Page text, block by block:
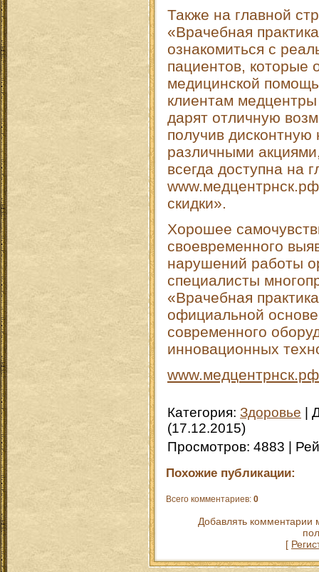
Также на главной
«Врачебная
ознакомиться с
пациентов, которые
медицинской
клиентам
дарят отличную
получив дисконтную
различными
всегда доступна на
скидки».
Хорошее
своевременного
нарушений работы
специалисты
«Врачебная
официальной
современного
инновационных
www.медцентрнск.рф
Категория: Здоровье
(17.12.2015)
Просмотров: 4883
Похожие публикации:
Всего комментариев: 0
Добавлять комментарии
[